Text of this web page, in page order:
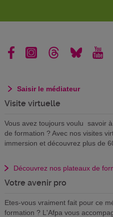
Saisir le médiateur
Visite virtuelle
Vous avez toujours voulu savoir
de formation ? Avec nos visites
immersion et découvrez plus de
Découvrez nos plateaux de
Votre avenir pro
Etes-vous vraiment fait pour ce
formation ? L'Afpa vous